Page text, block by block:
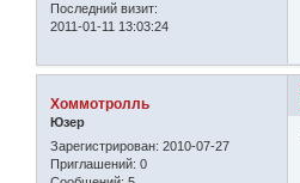
Последний визит:
2011-01-11 13:03:24
Хоммотролль
Юзер
Зарегистрирован: 2010-07-27
Приглашений: 0